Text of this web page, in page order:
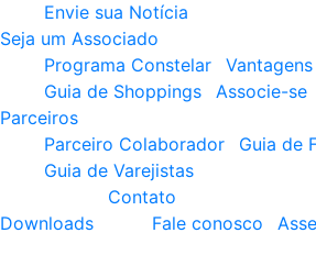
Envie sua Notícia
Seja um Associado
Programa Constelar
Vantagens
Guia de Shoppings
Associe-se
Parceiros
Parceiro Colaborador
Guia de
Guia de Varejistas
Downloads
Contato
Fale conosco